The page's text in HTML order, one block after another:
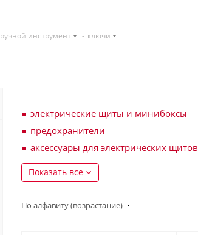
ручной инструмент - ключи
электрические щиты и минибоксы
предохранители
аксессуары для электрических щитов
Показать все
По алфавиту (возрастание)